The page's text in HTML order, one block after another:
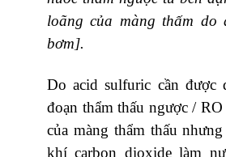
loãng của màng thấm do
bơm].
Do acid sulfuric cần được
đoạn thẩm thấu ngược /
của màng thẩm thấu
khí carbon dioxide làm